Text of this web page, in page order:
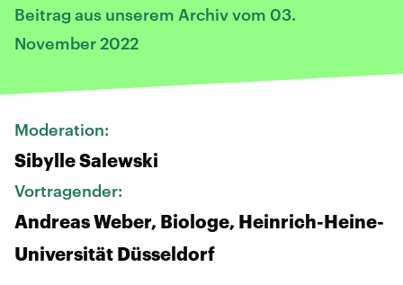
Beitrag aus unserem Archiv vom 03.
November 2022
Moderation:
Sibylle Salewski
Vortragender:
Andreas Weber, Biologe, Heinrich-Heine-
Universität Düsseldorf